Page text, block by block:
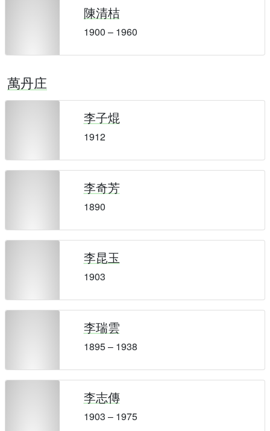
陳清桔
1900 – 1960
萬丹庄
李子焜
1912
李奇芳
1890
李昆玉
1903
李瑞雲
1895 – 1938
李志傳
1903 – 1975